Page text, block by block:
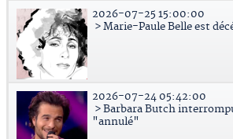
2026-07-25 15:00:00
> Marie-Paule Belle est
2026-07-24 05:42:00
> Barbara Butch
"annulé"